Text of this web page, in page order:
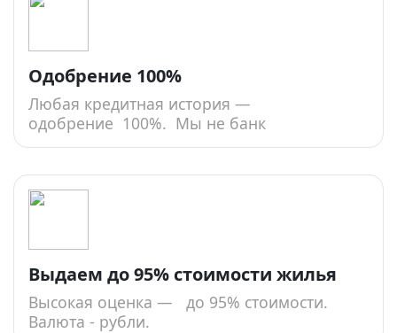
Одобрение 100%
Любая кредитная история —
одобрение 100%. Мы не банк
Выдаем до 95% стоимости жилья
Высокая оценка — до 95% стоимости.
Валюта - рубли.